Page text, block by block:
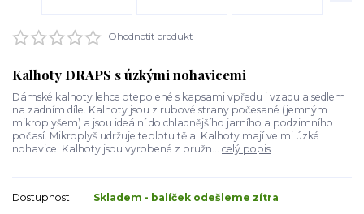
Ohodnotit produkt
Kalhoty DRAPS s úzkými nohavicemi
Dámské kalhoty lehce otepolené s kapsami vpředu i vzadu a sedlem
na zadním díle. Kalhoty jsou z rubové strany počesané (jemným
mikroplyšem) a jsou ideální do chladnějšího jarního a podzimního
počasí. Mikroplyš udržuje teplotu těla. Kalhoty mají velmi úzké
nohavice. Kalhoty jsou vyrobené z pružn... celý popis
Dostupnost
Skladem - balíček odešleme zítra